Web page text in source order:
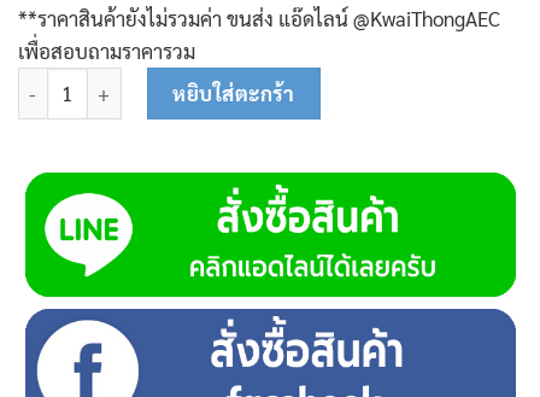
**ราคาสินค้ายังไม่รวมค่า ขนส่ง แอ๊ดไลน์ @KwaiThongAEC
เพื่อสอบถามราคารวม
จำนวน แกนขัดขาว N8040202 ชิ้น
หยิบใส่ตะกร้า